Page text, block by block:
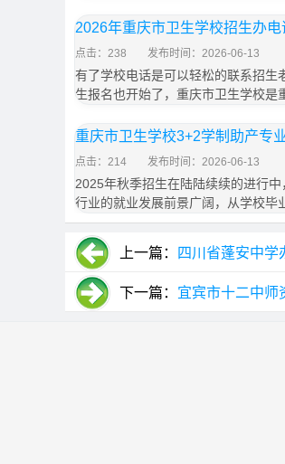
2026年重庆市卫生学校招生办电
点击：238 发布时间：2026-06-13
有了学校电话是可以轻松的联系招生
生报名也开始了，重庆市卫生学校是
重庆市卫生学校3+2学制助产专
点击：214 发布时间：2026-06-13
2025年秋季招生在陆陆续续的进行
行业的就业发展前景广阔，从学校毕
上一篇： 四川省蓬安中学
下一篇： 宜宾市十二中师